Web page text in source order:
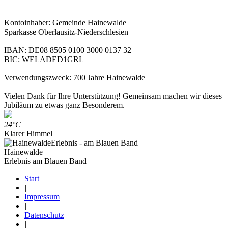
Kontoinhaber: Gemeinde Hainewalde
Sparkasse Oberlausitz-Niederschlesien
IBAN: DE08 8505 0100 3000 0137 32
BIC: WELADED1GRL
Verwendungszweck: 700 Jahre Hainewalde
Vielen Dank für Ihre Unterstützung! Gemeinsam machen wir dieses
Jubiläum zu etwas ganz Besonderem.
24°C
Klarer Himmel
Hainewalde
Erlebnis am Blauen Band
Start
|
Impressum
|
Datenschutz
|